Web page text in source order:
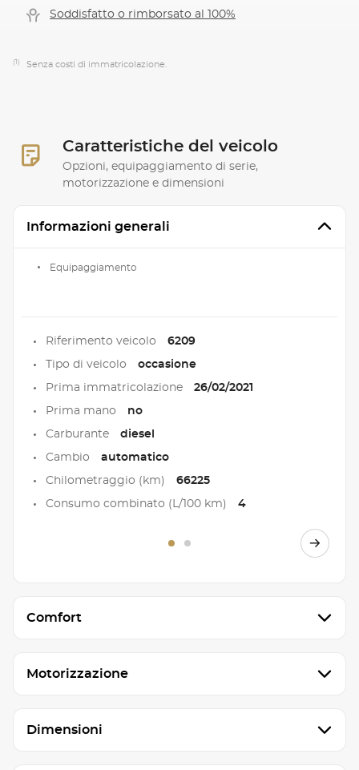
Soddisfatto o rimborsato al 100%
(1) Senza costi di immatricolazione.
Caratteristiche del veicolo
Opzioni, equipaggiamento di serie,
motorizzazione e dimensioni
Informazioni generali
Equipaggiamento
Riferimento veicolo 6209
Tipo di veicolo occasione
Prima immatricolazione 26/02/2021
Prima mano no
Carburante diesel
Cambio automatico
Chilometraggio (km) 66225
Consumo combinato (L/100 km) 4
Comfort
Motorizzazione
Dimensioni